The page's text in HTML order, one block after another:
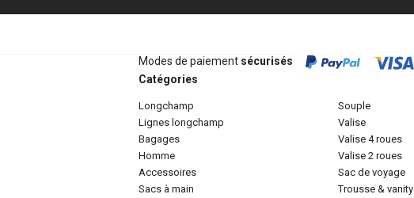
Modes de paiement sécurisés
Catégories
longchamp
lignes longchamp
bagages
homme
accessoires
sacs à main
souple
valise
valise 4 roues
valise 2 roues
sac de voyage
trousse & vanity